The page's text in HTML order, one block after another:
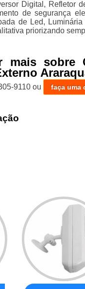
Digital, Refletor
de segurança
de Led,
priorizando
mais sobre
9110 ou faça uma